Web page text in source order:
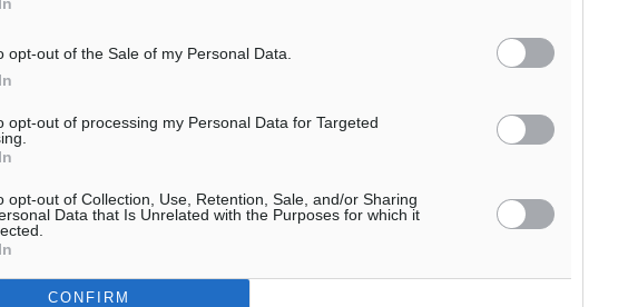
opt-out of the Sale of my Personal Data.
opt-out of processing my Personal Data for Targeted
opt-out of Collection, Use, Retention, Sale, and/or Sharing
Data that Is Unrelated with the Purposes for which it
CONFIRM
βασικών
την Αποκατάσταση
περιοχές
στοχεύει στην
της
αίσθημα…